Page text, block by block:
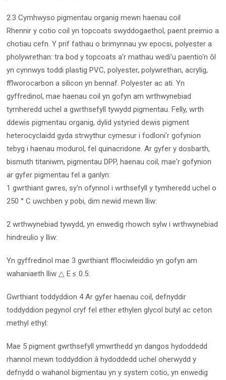
2.3 Cymhwyso pigmentau organig mewn haenau coil
Rhennir y cotio coil yn topcoats swyddogaethol, paent preimio a
chotiau cefn. Y prif fathau o brimynnau yw epocsi, polyester a
pholywrethan: tra bod y topcoats a'r mathau wedi'u paentio'n ôl
yn cynnwys toddi plastig PVC, polyester, polywrethan, acrylig,
fflworocarbon a silicon yn bennaf. Polyester ac ati. Yn
gyffredinol, mae haenau coil yn gofyn am wrthwynebiad
tymheredd uchel a gwrthsefyll tywydd pigmentau. Felly, wrth
ddewis pigmentau organig, dylid ystyried dewis pigment
heterocyclaidd gyda strwythur cymesur i fodloni'r gofynion
tebyg i haenau modurol, fel quinacridone. Ar gyfer y dosbarth,
bismuth titaniwm, pigmentau DPP, haenau coil, mae'r gofynion
ar gyfer pigmentau fel a ganlyn:
1 gwrthiant gwres, sy'n ofynnol i wrthsefyll y tymheredd uchel o
250 ° C uwchben y pobi, dim newid mewn lliw:
2 wrthwynebiad tywydd, yn enwedig rhowch sylw i wrthwynebiad
hindreulio y lliw:
Yn gyffredinol mae 3 gwrthiant fflociwleiddio yn gofyn am
wahaniaeth lliw △ E ≤ 0.5:
Gwrthiant toddyddion 4 Ar gyfer haenau coil, defnyddir
toddyddion pegynol cryf fel ether ethylen glycol butyl ac ceton
methyl ethyl:
Mae 5 pigment gwrthsefyll ymwrthedd yn dangos hydoddedd
rhannol mewn toddyddion â hydoddedd uchel oherwydd y
defnydd o wahanol bigmentau yn y system cotio, yn enwedig